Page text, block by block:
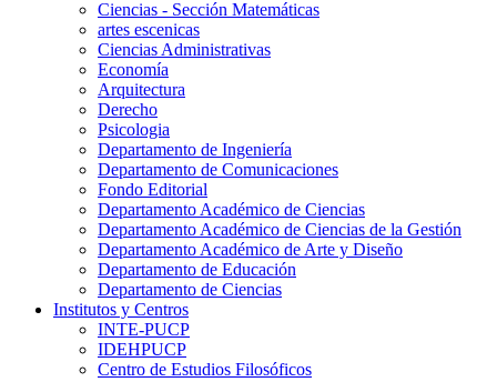
Ciencias - Sección Matemáticas
artes escenicas
Ciencias Administrativas
Economía
Arquitectura
Derecho
Psicologia
Departamento de Ingeniería
Departamento de Comunicaciones
Fondo Editorial
Departamento Académico de Ciencias
Departamento Académico de Ciencias de la Gestión
Departamento Académico de Arte y Diseño
Departamento de Educación
Departamento de Ciencias
Institutos y Centros
INTE-PUCP
IDEHPUCP
Centro de Estudios Filosóficos